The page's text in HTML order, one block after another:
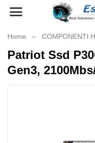
Toggle
Home COMPONENTI
Patriot Ssd
Gen3,